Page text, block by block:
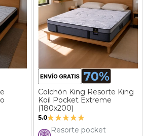
Colchón King Resorte King
Koil Pocket Extreme
(180x200)
5.0Valoración:
100%
Resorte pocket